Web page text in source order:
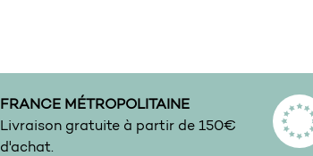
Floral Doux
Frais
FRANCE MÉTROPOLITAINE
Livraison gratuite à partir de 150€
d'achat.